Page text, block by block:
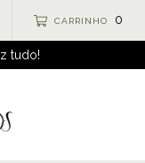
CARRINHO 0
tudo!